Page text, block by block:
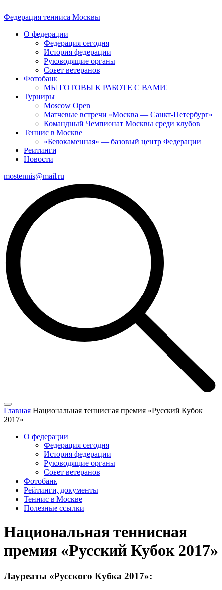
Федерация тенниса Москвы
О федерации
Федерация сегодня
История федерации
Руководящие органы
Совет ветеранов
Фотобанк
МЫ ГОТОВЫ К РАБОТЕ С ВАМИ!
Турниры
Moscow Open
Матчевые встречи «Москва — Санкт-Петербург»
Командный Чемпионат Москвы среди клубов
Теннис в Москве
«Белокаменная» — базовый центр Федерации
Рейтинги
Новости
mostennis@mail.ru
Главная Национальная теннисная премия «Русский Кубок
2017»
О федерации
Федерация сегодня
История федерации
Руководящие органы
Совет ветеранов
Фотобанк
Рейтинги, документы
Теннис в Москве
Полезные ссылки
Национальная теннисная
премия «Русский Кубок 2017»
Лауреаты «Русского Кубка 2017»: